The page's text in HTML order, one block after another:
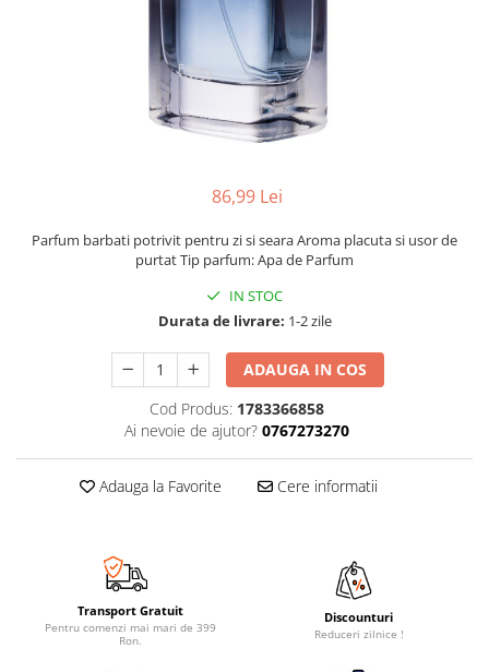
86,99 Lei
Parfum barbati potrivit pentru zi si seara Aroma placuta si usor de
purtat Tip parfum: Apa de Parfum
IN STOC
Durata de livrare: 1-2 zile
ADAUGA IN COS
Cod Produs: 1783366858
Ai nevoie de ajutor? 0767273270
Adauga la Favorite Cere informatii
Transport Gratuit
Pentru comenzi mai mari de 399
Ron.
Discounturi
Reduceri zilnice !